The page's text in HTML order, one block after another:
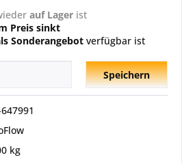
auf Lager ist
Preis sinkt
Sonderangebot verfügbar ist
Speichern
647991
kg